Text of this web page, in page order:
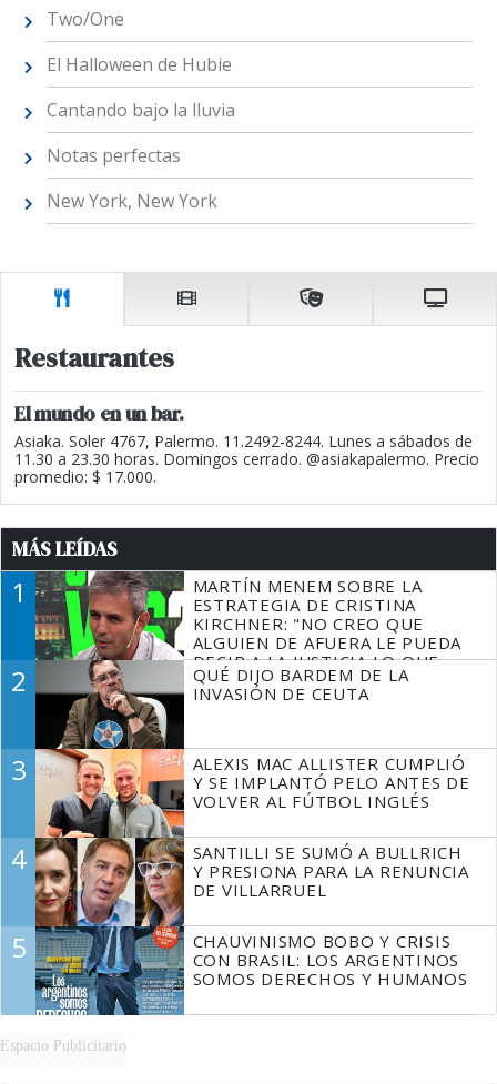
Two/One
El Halloween de Hubie
Cantando bajo la lluvia
Notas perfectas
New York, New York
Restaurantes
El mundo en un bar.
Asiaka. Soler 4767, Palermo. 11.2492-8244. Lunes a sábados de
11.30 a 23.30 horas. Domingos cerrado. @asiakapalermo. Precio
promedio: $ 17.000.
MÁS LEÍDAS
1
MARTÍN MENEM SOBRE LA
ESTRATEGIA DE CRISTINA
KIRCHNER: "NO CREO QUE
ALGUIEN DE AFUERA LE PUEDA
DECIR A LA JUSTICIA LO QUE
TIENE QUE HACER"
2
QUÉ DIJO BARDEM DE LA
INVASIÓN DE CEUTA
3
ALEXIS MAC ALLISTER CUMPLIÓ
Y SE IMPLANTÓ PELO ANTES DE
VOLVER AL FÚTBOL INGLÉS
4
SANTILLI SE SUMÓ A BULLRICH
Y PRESIONA PARA LA RENUNCIA
DE VILLARRUEL
5
CHAUVINISMO BOBO Y CRISIS
CON BRASIL: LOS ARGENTINOS
SOMOS DERECHOS Y HUMANOS
Espacio Publicitario